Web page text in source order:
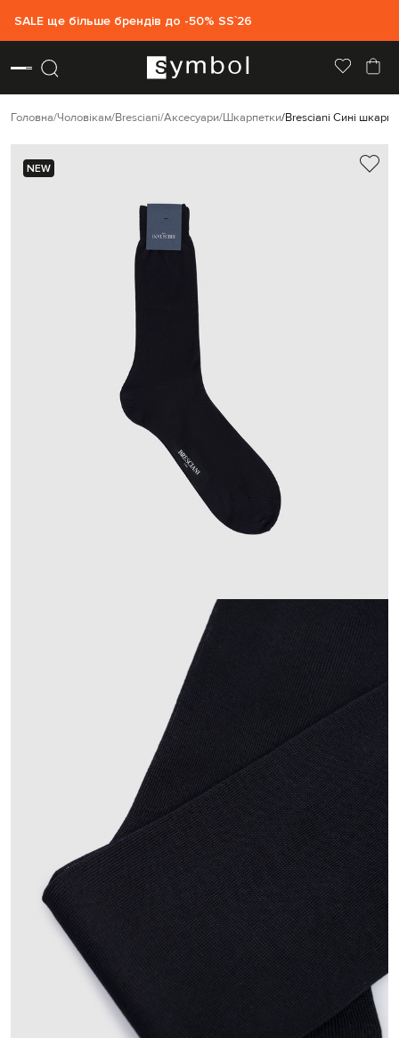
SALE ще більше брендів до -50% SS`26
Головна Чоловікам Bresciani Аксесуари Шкарпетки Bresciani Сині
NEW